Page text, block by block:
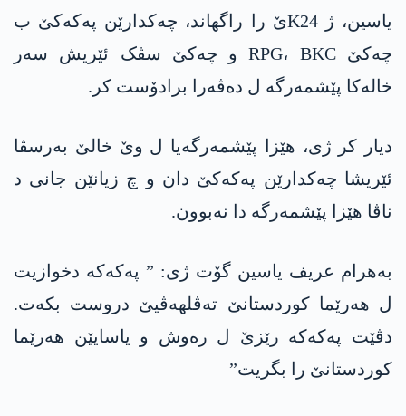
یاسین، ژ K24ێ را راگھاند، چەکدارێن پەکەکێ ب
چەکێ RPG، BKC و چەکێ سڤک ئێریش سەر
خالەکا پێشمەرگە ل دەڤەرا برادۆست کر.
دیار کر ژی، ھێزا پێشمەرگەیا ل وێ خالێ بەرسڤا
ئێریشا چەکدارێن پەکەکێ دان و چ زیانێن جانی د
ناڤا ھێزا پێشمەرگە دا نەبوون.
بەھرام عریف یاسین گۆت ژی: ” پەکەکە دخوازیت
ل ھەرێما کوردستانێ تەڤلھەڤیێ دروست بکەت.
دڤێت پەکەکە رێزێ ل رەوش و یاسایێن ھەرێما
کوردستانێ را بگریت”